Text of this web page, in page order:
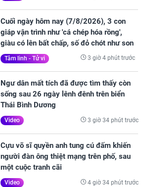
Cuối ngày hôm nay (7/8/2026), 3 con
giáp vận trình như 'cá chép hóa rồng',
giàu có lên bất chấp, số đỏ chót như son
Tâm linh - Tử vi 3 giờ 4 phút trước
Ngư dân mất tích đã được tìm thấy còn
sống sau 26 ngày lênh đênh trên biển
Thái Bình Dương
Video 3 giờ 34 phút trước
Cựu võ sĩ quyền anh tung cú đấm khiến
người đàn ông thiệt mạng trên phố, sau
một cuộc tranh cãi
Video 4 giờ 34 phút trước